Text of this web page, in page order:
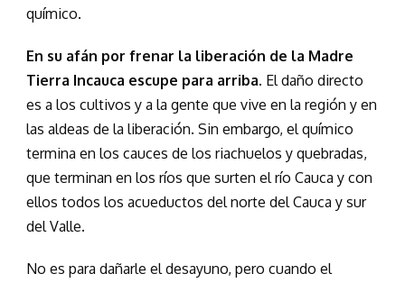
químico.
En su afán por frenar la liberación de la Madre
Tierra Incauca escupe para arriba. El daño directo
es a los cultivos y a la gente que vive en la región y en
las aldeas de la liberación. Sin embargo, el químico
termina en los cauces de los riachuelos y quebradas,
que terminan en los ríos que surten el río Cauca y con
ellos todos los acueductos del norte del Cauca y sur
del Valle.
No es para dañarle el desayuno, pero cuando el